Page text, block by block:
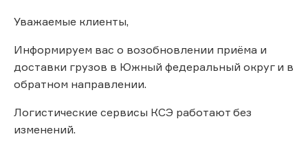
Уважаемые клиенты,
Информируем вас о возобновлении приёма и
доставки грузов в Южный федеральный округ и в
обратном направлении.
Логистические сервисы КСЭ работают без
изменений.